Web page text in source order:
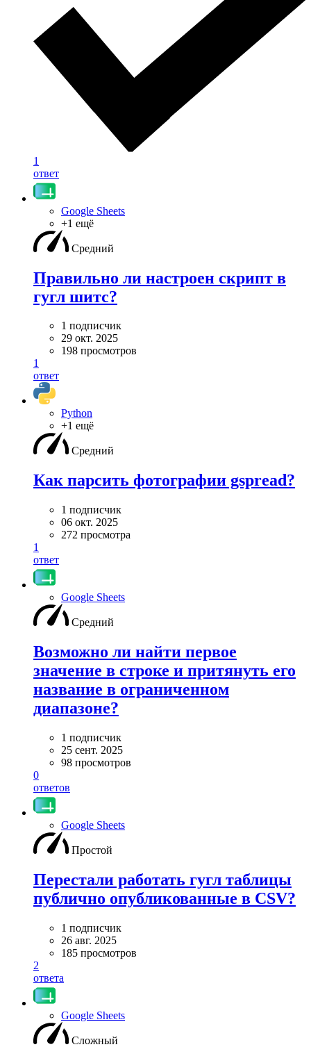
1
ответ
Google Sheets
+1 ещё
Средний
Правильно ли настроен скрипт в
гугл шитс?
1 подписчик
29 окт. 2025
198 просмотров
1
ответ
Python
+1 ещё
Средний
Как парсить фотографии gspread?
1 подписчик
06 окт. 2025
272 просмотра
1
ответ
Google Sheets
Средний
Возможно ли найти первое
значение в строке и притянуть его
название в ограниченном
диапазоне?
1 подписчик
25 сент. 2025
98 просмотров
0
ответов
Google Sheets
Простой
Перестали работать гугл таблицы
публично опубликованные в CSV?
1 подписчик
26 авг. 2025
185 просмотров
2
ответа
Google Sheets
Сложный